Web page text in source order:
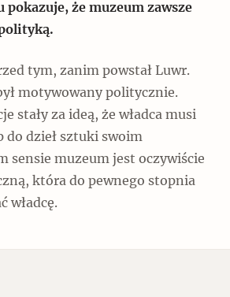
pokazuje, że muzeum zawsze
tym, zanim powstał Luwr.
motywowany politycznie.
stały za ideą, że władca musi
do dzieł sztuki swoim
sensie muzeum jest oczywiście
która do pewnego stopnia
władcę.